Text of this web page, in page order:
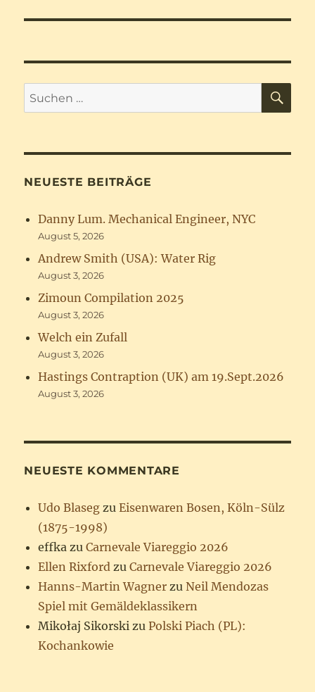
Suchen
nach:
NEUESTE BEITRÄGE
Danny Lum. Mechanical Engineer, NYC
August 5, 2026
Andrew Smith (USA): Water Rig
August 3, 2026
Zimoun Compilation 2025
August 3, 2026
Welch ein Zufall
August 3, 2026
Hastings Contraption (UK) am 19.Sept.2026
August 3, 2026
NEUESTE KOMMENTARE
Udo Blaseg zuEisenwaren Bosen, Köln-Sülz
(1875-1998)
effka zuCarnevale Viareggio 2026
Ellen Rixford zuCarnevale Viareggio 2026
Hanns-Martin Wagner zuNeil Mendozas
Spiel mit Gemäldeklassikern
Mikołaj Sikorski zuPolski Piach (PL):
Kochankowie